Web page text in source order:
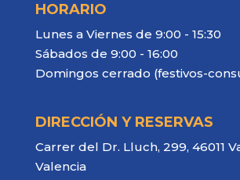
HORARIO
Lunes a Viernes de 9:00 - 15:30
Sábados de 9:00 - 16:00
Domingos cerrado (festivos-
DIRECCIÓN Y RESERVAS
Carrer del Dr. Lluch, 299, 46011
Valencia